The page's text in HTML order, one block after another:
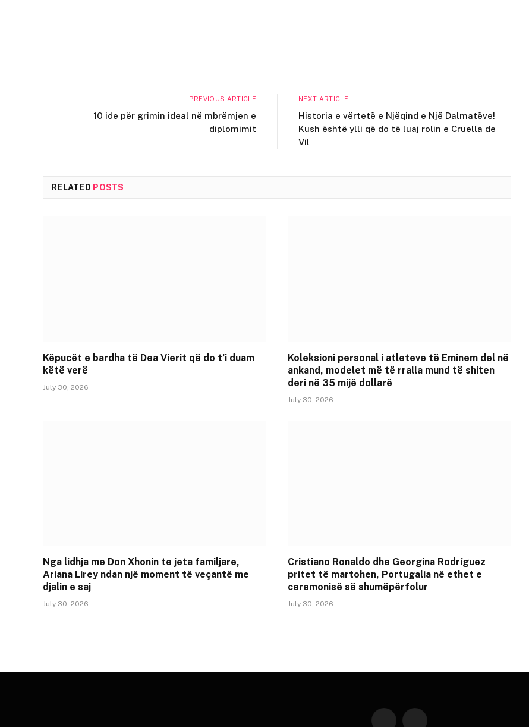
PREVIOUS ARTICLE
10 ide për grimin ideal në mbrëmjen e
diplomimit
NEXT ARTICLE
Historia e vërtetë e Njëqind e Një Dalmatëve!
Kush është ylli që do të luaj rolin e Cruella de
Vil
RELATED POSTS
Këpucët e bardha të Dea Vierit që do t’i duam
këtë verë
July 30, 2026
Koleksioni personal i atleteve të Eminem del në
ankand, modelet më të rralla mund të shiten
deri në 35 mijë dollarë
July 30, 2026
Nga lidhja me Don Xhonin te jeta familjare,
Ariana Lirey ndan një moment të veçantë me
djalin e saj
July 30, 2026
Cristiano Ronaldo dhe Georgina Rodríguez
pritet të martohen, Portugalia në ethet e
ceremonisë së shumëpërfolur
July 30, 2026